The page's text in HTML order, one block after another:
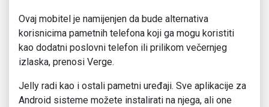
Ovaj mobitel je namijenjen da bude alternativa
korisnicima pametnih telefona koji ga mogu koristiti
kao dodatni poslovni telefon ili prilikom večernjeg
izlaska, prenosi Verge.
Jelly radi kao i ostali pametni uređaji. Sve aplikacije za
Android sisteme možete instalirati na njega, ali one